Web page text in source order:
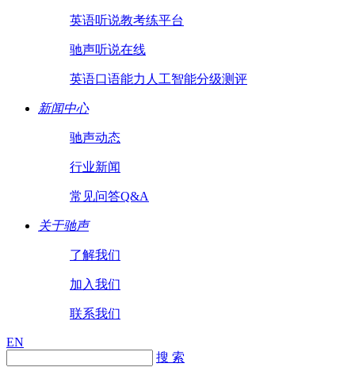
英语听说教考练平台
驰声听说在线
英语口语能力人工智能分级测评
新闻中心
驰声动态
行业新闻
常见问答Q&A
关于驰声
了解我们
加入我们
联系我们
EN
搜 索